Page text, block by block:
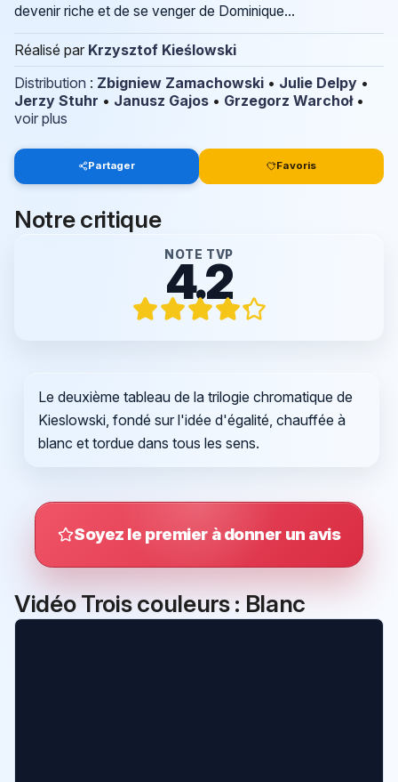
devenir riche et de se venger de Dominique...
Réalisé par Krzysztof Kieślowski
Distribution : Zbigniew Zamachowski • Julie Delpy •
Jerzy Stuhr • Janusz Gajos • Grzegorz Warchoł•
voir plus
Partager Favoris
Notre critique
NOTE TVP
4.2
Le deuxième tableau de la trilogie chromatique de
Kieslowski, fondé sur l'idée d'égalité, chauffée à
blanc et tordue dans tous les sens.
Soyez le premier à donner un avis
Vidéo Trois couleurs : Blanc